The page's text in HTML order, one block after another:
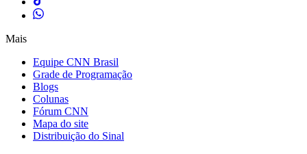
Mais
Equipe CNN Brasil
Grade de Programação
Blogs
Colunas
Fórum CNN
Mapa do site
Distribuição do Sinal